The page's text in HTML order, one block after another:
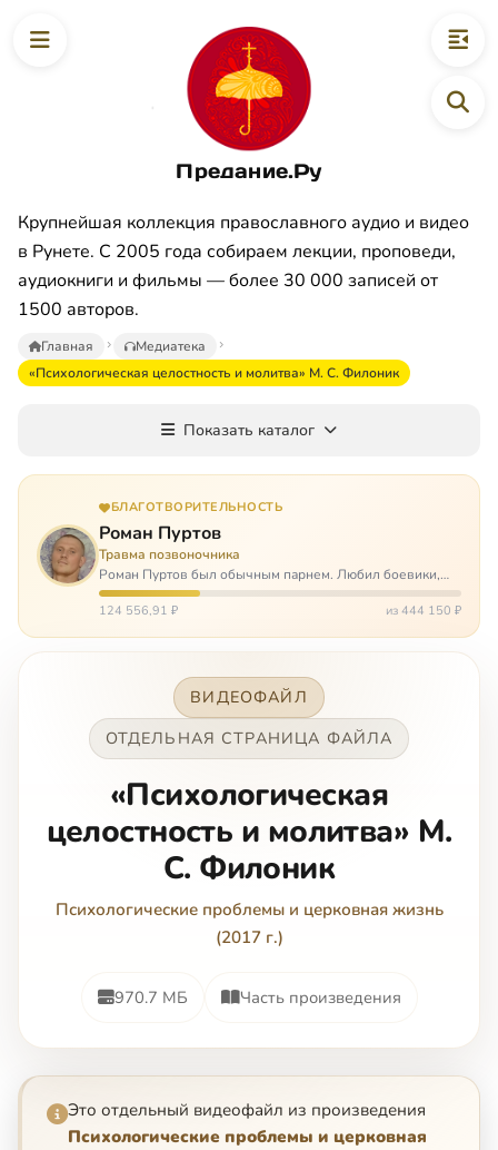
Предание.Ру
Крупнейшая коллекция православного аудио и видео
в Рунете. С 2005 года собираем лекции, проповеди,
аудиокниги и фильмы — более 30 000 записей от
1500 авторов.
Главная
Медиатека
«Психологическая целостность и молитва» М. С. Филоник
Показать каталог
БЛАГОТВОРИТЕЛЬНОСТЬ
Роман Пуртов
Травма позвоночника
Роман Пуртов был обычным парнем. Любил боевики,
хорошие автомобили, был не дурак поиграть в комп,
любил жену и обожал дочь. А потом, будучи
124 556,91 ₽ из 444 150 ₽
ВИДЕОФАЙЛ
ОТДЕЛЬНАЯ СТРАНИЦА ФАЙЛА
«Психологическая
целостность и молитва» М.
С. Филоник
Психологические проблемы и церковная жизнь
(2017 г.)
970.7 МБ Часть произведения
Это отдельный видеофайл из произведения
Психологические проблемы и церковная